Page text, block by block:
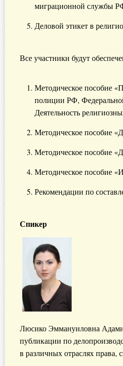
миграционной службы
Деловой этикет в
Все участники будут
Методическое пособие
полиции РФ,
Деятельность
Методическое пособие
Методическое пособие
Методическое пособие
Рекомендации по
Спикер
Люсико Эммануиловна
публикации по
в различных отраслях